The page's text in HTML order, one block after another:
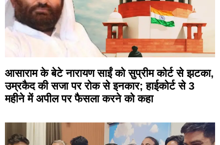
आसाराम के बेटे नारायण साईं को सुप्रीम कोर्ट से झटका,
उम्रकैद की सजा पर रोक से इनकार; हाईकोर्ट से 3
महीने में अपील पर फैसला करने को कहा